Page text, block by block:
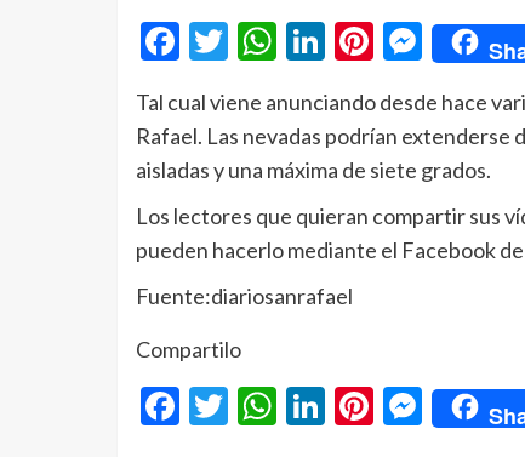
Facebook
Twitter
WhatsApp
LinkedIn
Tal cual viene anunciando desde hace
Rafael. Las nevadas podrían extenderse
aisladas y una máxima de siete grados.
Los lectores que quieran compartir sus
pueden hacerlo mediante el Facebook
Fuente:diariosanrafael
Compartilo
Facebook
Twitter
WhatsApp
LinkedIn